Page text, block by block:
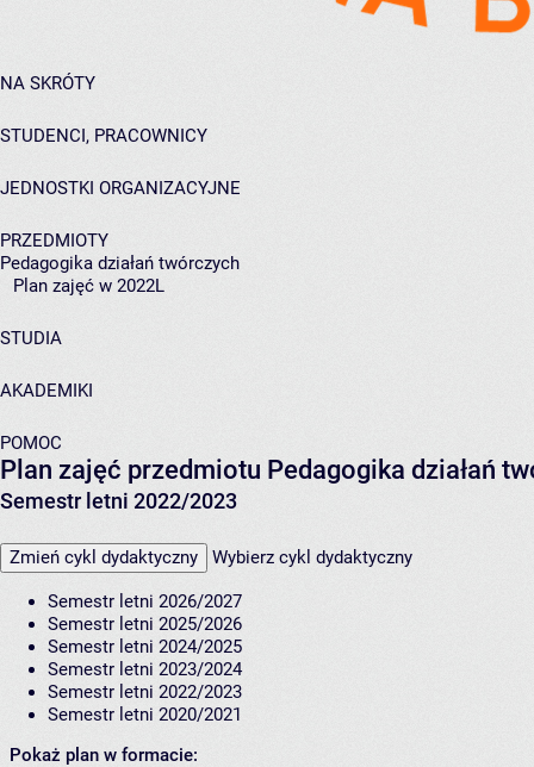
NA SKRÓTY
STUDENCI, PRACOWNICY
JEDNOSTKI ORGANIZACYJNE
PRZEDMIOTY
Pedagogika działań twórczych
Plan zajęć w 2022L
STUDIA
AKADEMIKI
POMOC
Plan zajęć przedmiotu Pedagogika działań
Semestr letni 2022/2023
Zmień cykl dydaktyczny Wybierz cykl dydaktyczny
Semestr letni 2026/2027
Semestr letni 2025/2026
Semestr letni 2024/2025
Semestr letni 2023/2024
Semestr letni 2022/2023
Semestr letni 2020/2021
Pokaż plan w formacie: